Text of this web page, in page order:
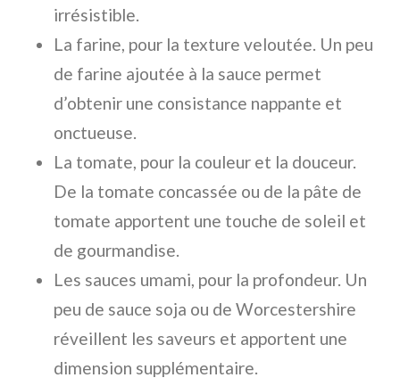
irrésistible.
La farine, pour la texture veloutée. Un peu
de farine ajoutée à la sauce permet
d’obtenir une consistance nappante et
onctueuse.
La tomate, pour la couleur et la douceur.
De la tomate concassée ou de la pâte de
tomate apportent une touche de soleil et
de gourmandise.
Les sauces umami, pour la profondeur. Un
peu de sauce soja ou de Worcestershire
réveillent les saveurs et apportent une
dimension supplémentaire.